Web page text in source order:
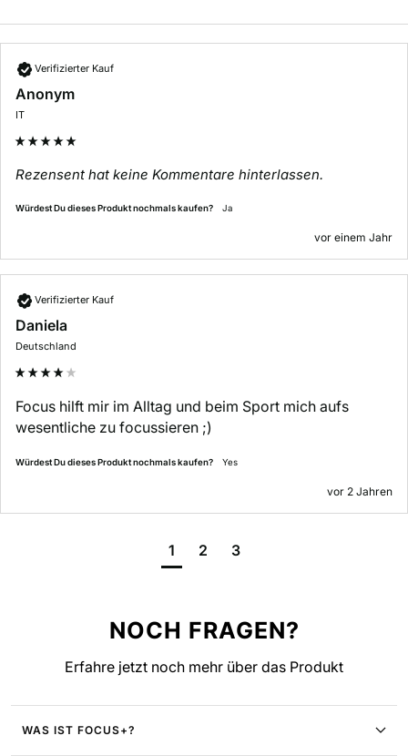
Verifizierter Kauf
Anonym
IT
Rezensent hat keine Kommentare hinterlassen.
Würdest Du dieses Produkt nochmals kaufen? Ja
vor einem Jahr
Verifizierter Kauf
Daniela
Deutschland
Focus hilft mir im Alltag und beim Sport mich aufs
wesentliche zu focussieren ;)
Würdest Du dieses Produkt nochmals kaufen? yes
vor 2 Jahren
1 2 3
NOCH FRAGEN?
Erfahre jetzt noch mehr über das Produkt
WAS IST FOCUS+?